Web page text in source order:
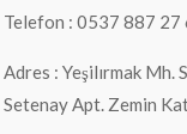
Telefon : 0537 887 27
Adres : Yeşilırmak Mh.
Setenay Apt. Zemin